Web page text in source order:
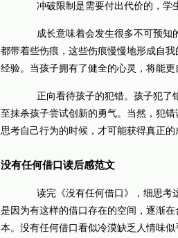
冲破限制是需要付出代价的，学生
成长意味着会发生很多不可预知
都带着些伤痕，这些伤痕慢慢地形成自
经验。当孩子拥有了健全的心灵，将能
正向看待孩子的犯错。孩子犯了
至抹杀孩子尝试创新的勇气。当然，犯
思考自己行为的时候，才可能获得真正的
没有任何借口读后感范文
读完《没有任何借口》，细思考
是因为有这样的借口存在的空间，逐渐
本。没有任何借口看似冷漠缺乏人情味